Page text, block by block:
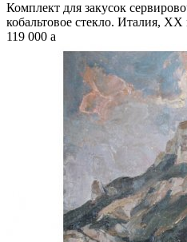
Комплект для закусок
кобальтовое стекло. Италия, XX
119 000 a